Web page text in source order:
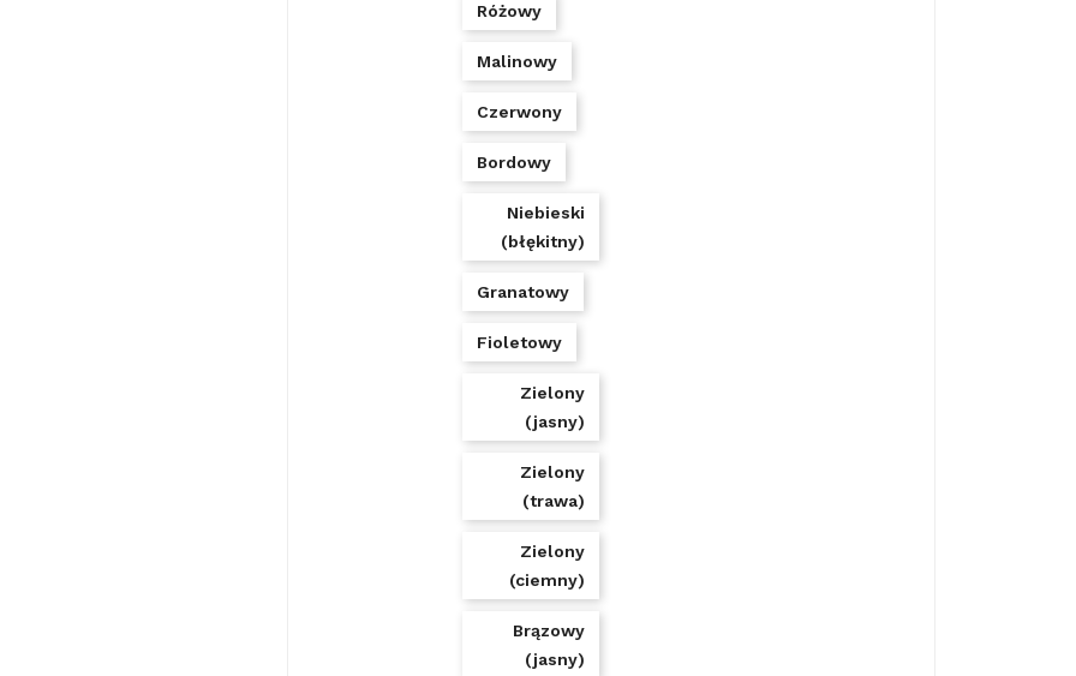
Różowy
Malinowy
Czerwony
Bordowy
Niebieski
(błękitny)
Granatowy
Fioletowy
Zielony
(jasny)
Zielony
(trawa)
Zielony
(ciemny)
Brązowy
(jasny)